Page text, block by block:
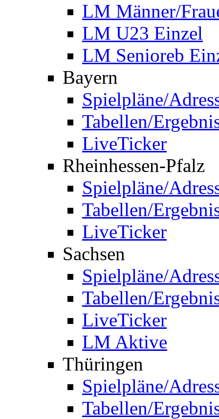
LM Männer/
LM U23 Einzel
LM Senioreb
Bayern
Spielpläne/
Tabellen/
LiveTicker
Rheinhessen-Pfalz
Spielpläne/
Tabellen/
LiveTicker
Sachsen
Spielpläne/
Tabellen/
LiveTicker
LM Aktive
Thüringen
Spielpläne/
Tabellen/